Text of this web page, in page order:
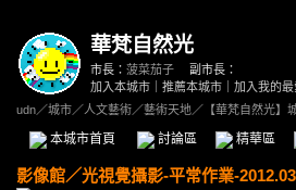
華梵自然光
市長： 菠菜茄子
副市長：
加入本城市
推薦本城市 加入我的最
udn／城市／人文藝術／藝術天地／ 【華梵自然光】
本城市首頁 討論區 精華區
影像館／光視覺攝影-平常作業-